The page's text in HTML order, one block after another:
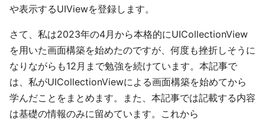
や表示するUIViewを登録します。
さて、私は2023年の4月から本格的にUICollectionView
を用いた画面構築を始めたのですが、何度も挫折しそうに
なりながらも12月まで勉強を続けています。本記事で
は、私がUICollectionViewによる画面構築を始めてから
学んだことをまとめます。また、本記事では記載する内容
は基礎の情報のみに留めています。これから